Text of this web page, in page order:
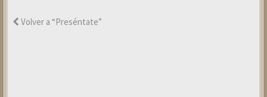
Volver a “Preséntate”